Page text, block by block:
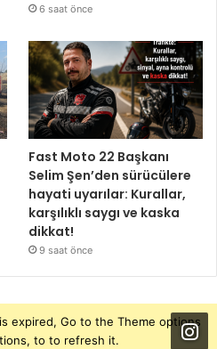
6 saat önce
Fast Moto 22 Başkanı
Selim Şen’den sürücülere
hayati uyarılar: Kurallar,
karşılıklı saygı ve kaska
dikkat!
9 saat önce
expired, Go to the Theme options
to to refresh it.